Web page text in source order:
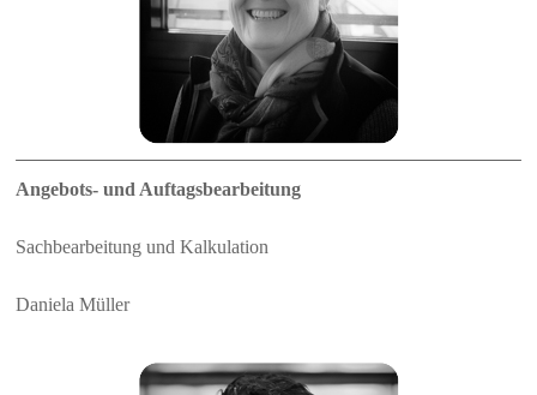
Angebots- und Auftagsbearbeitung
Sachbearbeitung und Kalkulation
Daniela Müller